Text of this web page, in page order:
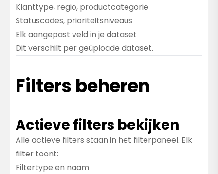
Klanttype, regio, productcategorie
Statuscodes, prioriteitsniveaus
Elk aangepast veld in je dataset
Dit verschilt per geüploade dataset.
Filters beheren
Actieve filters bekijken
Alle actieve filters staan in het filterpaneel. Elk
filter toont:
Filtertype en naam